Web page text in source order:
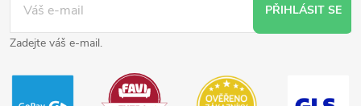
PŘIHLÁSIT SE
Zadejte váš e-mail.